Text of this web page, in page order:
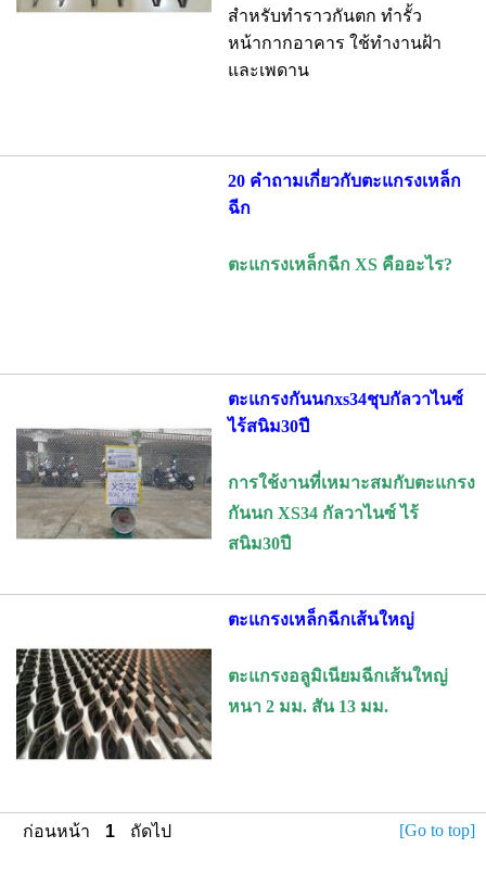
สำหรับทำราวกันตก ทำรั้ว
หน้ากากอาคาร ใช้ทำงานฝ้า
และเพดาน
20 คำถามเกี่ยวกับตะแกรงเหล็ก
ฉีก
ตะแกรงเหล็กฉีก XS คืออะไร?
ตะแกรงกันนกxs34ชุบกัลวาไนซ์
ไร้สนิม30ปี
การใช้งานที่เหมาะสมกับตะแกรง
กันนก XS34 กัลวาไนซ์ ไร้
สนิม30ปี
ตะแกรงเหล็กฉีกเส้นใหญ่
ตะแกรงอลูมิเนียมฉีกเส้นใหญ่
หนา 2 มม. สัน 13 มม.
ก่อนหน้า 1 ถัดไป [Go to top]